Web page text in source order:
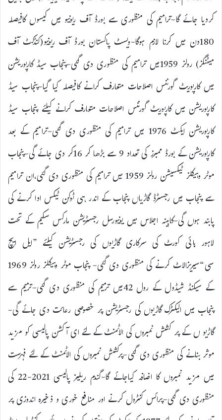
کردیا جائے گا-ترامیم کی منظوری سے بورڈ آف ریونیو میں کیسوں کافیصلہ
180دن میں کرنا لازم ہوگا-ویسٹ پاکستان بورڈ آف ریونیو(کنڈکٹ آف
میٹنگز) رولز 1959میں ترامیم کی منظوری دی گئی-پنجاب سیڈ کارپوریشن
میں کارپوریٹ گورننس اصلاحات متعارف کرانے کافیصلہ کیا گیا-پنجاب سیڈ
کارپوریشن میں کارپوریٹ گورننس اصلاحات متعارف کرانے کیلئے پنجاب سیڈ
کارپوریشن ایکٹ 1976 میں ترامیم کی منظوری دی گئی-ترامیم کے بعد
کارپوریشن کے بورڈ ممبرز کی تعداد 9 سے بڑھا کر 16کر دی جائے گی-پنجاب
موٹر وہیکلز ٹیکسیشن رولز 1959 میں ترامیم کی منظوری دی گئی،ان ترامیم
سے پنجاب میں رجسٹرڈ گاڑیاں پنجاب کے اندر ہی ٹوکن ٹیکس ادا کرنے کی
پابند ہوں گی-کابینہ اجلاس میں یونیورسل رجسٹریشن مارکس سکیم کے تحت
لاہور ہائی کورٹ کی سرکاری گاڑیوں کی رجسٹریشن کیلئے ”ایل ایچ
سی“سیریزالاٹ کرنے کی منظوری دی گئی- پنجاب موٹر وہیکلز رولز 1969
کے سیکنڈ شیڈول کے رول 42میں ترمیم کی منظوری دی گئی-ترمیم سے
پنجاب میں الیکٹرک گاڑیوں کی رجسٹریشن پر خصوصی رعائت دی جائے گی-
گاڑیو ں کے پر کشش نمبروں کی الاٹمنٹ کے لئے ای آکشن پالیسی کو مزید
موثر بنانے کی منظوری دی گئی-پرکشش نمبروں کی الاٹمنٹ کے لئے فہرست
میں مزید نمبروں کا اضافہ کیاجائے گا-گندم ریلیز پالیسی 2021-22 کی
منظوری دی گئی-پرائس کنٹرول کرنے اور منافع خوری و ذخیرہ اندوزی پر